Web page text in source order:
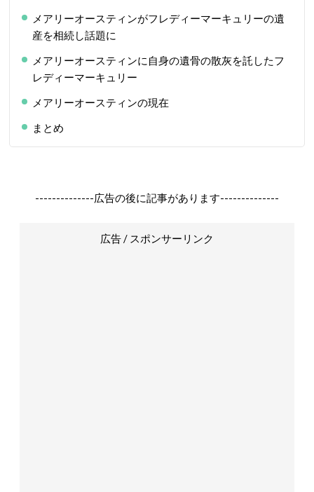
メアリーオースティンがフレディーマーキュリーの遺
産を相続し話題に
メアリーオースティンに自身の遺骨の散灰を託したフ
レディーマーキュリー
メアリーオースティンの現在
まとめ
--------------広告の後に記事があります--------------
広告 / スポンサーリンク